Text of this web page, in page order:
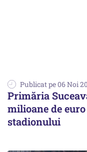
Publicat pe 06 Noi
Primăria
milioane de
stadionului